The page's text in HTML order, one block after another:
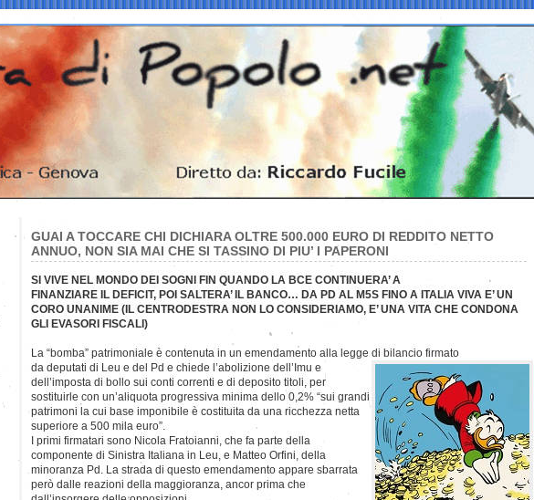
GUAI A TOCCARE CHI DICHIARA OLTRE 500.000 EURO DI REDDITO NETTO
ANNUO, NON SIA MAI CHE SI TASSINO DI PIU’ I PAPERONI
SI VIVE NEL MONDO DEI SOGNI FIN QUANDO LA BCE CONTINUERA’ A
FINANZIARE IL DEFICIT, POI SALTERA’ IL BANCO… DA PD AL M5S FINO A ITALIA VIVA E’ UN
CORO UNANIME (IL CENTRODESTRA NON LO CONSIDERIAMO, E’ UNA VITA CHE CONDONA
GLI EVASORI FISCALI)
La “bomba” patrimoniale è contenuta in un emendamento alla legge di bilancio firmato
da deputati di Leu e del Pd e chiede l’abolizione dell’Imu e
dell’imposta di bollo sui conti correnti e di deposito titoli, per
sostituirle con un’aliquota progressiva minima dello 0,2% “sui grandi
patrimoni la cui base imponibile è costituita da una ricchezza netta
superiore a 500 mila euro”.
I primi firmatari sono Nicola Fratoianni, che fa parte della
componente di Sinistra Italiana in Leu, e Matteo Orfini, della
minoranza Pd. La strada di questo emendamento appare sbarrata
però dalle reazioni della maggioranza, ancor prima che